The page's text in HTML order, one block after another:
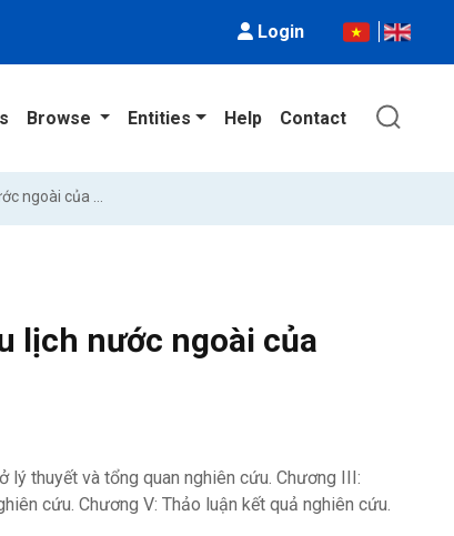
Login
Browse Entities Help Contact
lịch nước ngoài của
lý thuyết và tổng quan nghiên cứu. Chương III:
cứu. Chương V: Thảo luận kết quả nghiên cứu.